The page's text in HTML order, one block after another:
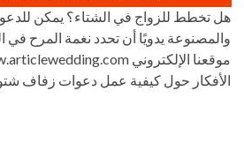
هل تخطط للزواج في الشتاء؟ يمكن
والمصنوعة يدويًا أن تحدد نغمة المرح
الأفكار حول كيفية عمل دعوات زفاف